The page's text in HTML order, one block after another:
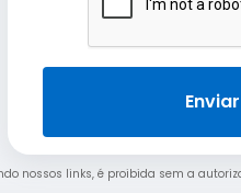
nossos links, é proibida sem a